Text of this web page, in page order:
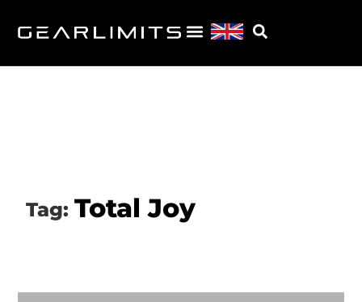
Tag:Total Joy